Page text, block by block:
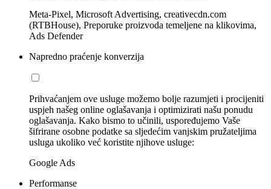
Meta-Pixel, Microsoft Advertising, creativecdn.com
(RTBHouse), Preporuke proizvoda temeljene na klikovima,
Ads Defender
Napredno praćenje konverzija
Prihvaćanjem ove usluge možemo bolje razumjeti i procijeniti
uspjeh našeg online oglašavanja i optimizirati našu ponudu
oglašavanja. Kako bismo to učinili, uspoređujemo Vaše
šifrirane osobne podatke sa sljedećim vanjskim pružateljima
usluga ukoliko već koristite njihove usluge:
Google Ads
Performanse